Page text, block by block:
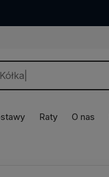
❤️
Raty O nas